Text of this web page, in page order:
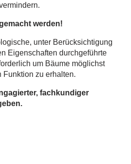
werden!
unter Berücksichtigung
Eigenschaften durchgeführte
um Bäume möglichst
Funktion zu erhalten.
fachkundiger